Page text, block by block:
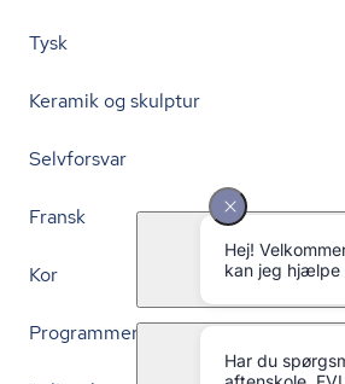
Tysk
Keramik og skulptur
Selvforsvar
Fransk
Kor
Programmering